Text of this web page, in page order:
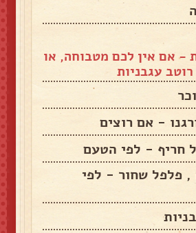
- אם אין לכם מטבוחה, או
עגבניות
- אם רוצים
, פלפל שחור - לפי